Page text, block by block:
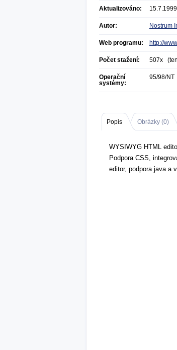
Aktualizováno: 15.7.1999
Autor: Nostrum
Web programu: http://
Počet stažení: 507x
Operační
systémy:
95/98/NT
Popis Obrázky (0)
WYSIWYG HTML
Podpora CSS,
editor, podpora java a